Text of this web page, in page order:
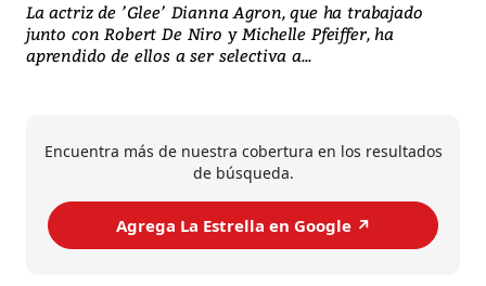
La actriz de ’Glee’ Dianna Agron, que ha trabajado
junto con Robert De Niro y Michelle Pfeiffer, ha
aprendido de ellos a ser selectiva a...
Encuentra más de nuestra cobertura en los resultados
de búsqueda.
Agrega La Estrella en Google ↗️